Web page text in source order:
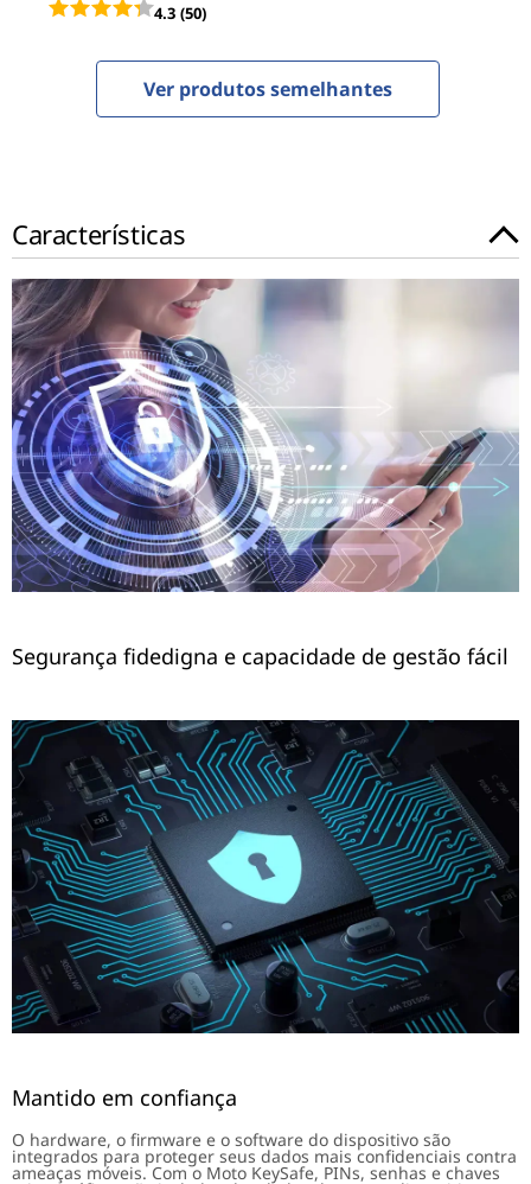
o
a
4.3 (50)
Ver produtos semelhantes
Características
Segurança fidedigna e capacidade de gestão fácil
Mantido em confiança
O hardware, o firmware e o software do dispositivo são
integrados para proteger seus dados mais confidenciais contra
ameaças móveis. Com o Moto KeySafe, PINs, senhas e chaves